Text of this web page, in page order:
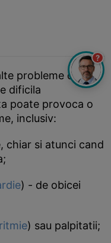
probleme de
dificila
poate provoca o
inclusiv:
chiar si atunci cand
) - de obicei
) sau palpitatii;
?